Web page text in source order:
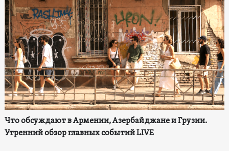
Что обсуждают в Армении, Азербайджане и Грузии.
Утренний обзор главных событий LIVE